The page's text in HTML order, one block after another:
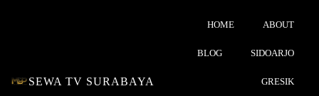
SEWA TV SURABAYA
HOME ABOUT
BLOG SIDOARJO
GRESIK